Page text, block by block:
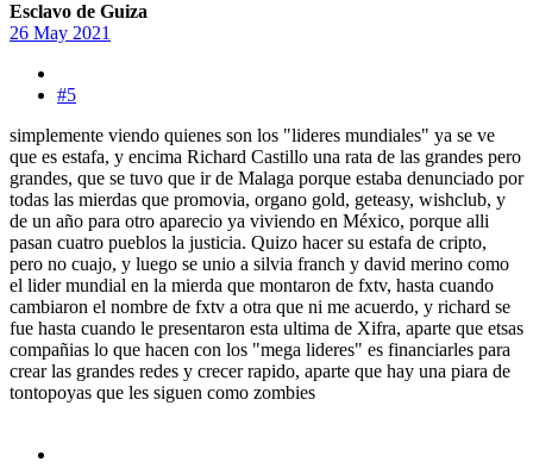
Esclavo de Guiza
26 May 2021
#5
simplemente viendo quienes son los "lideres mundiales" ya se ve
que es estafa, y encima Richard Castillo una rata de las grandes pero
grandes, que se tuvo que ir de Malaga porque estaba denunciado por
todas las mierdas que promovia, organo gold, geteasy, wishclub, y
de un año para otro aparecio ya viviendo en México, porque alli
pasan cuatro pueblos la justicia. Quizo hacer su estafa de cripto,
pero no cuajo, y luego se unio a silvia franch y david merino como
el lider mundial en la mierda que montaron de fxtv, hasta cuando
cambiaron el nombre de fxtv a otra que ni me acuerdo, y richard se
fue hasta cuando le presentaron esta ultima de Xifra, aparte que etsas
compañias lo que hacen con los "mega lideres" es financiarles para
crear las grandes redes y crecer rapido, aparte que hay una piara de
tontopoyas que les siguen como zombies